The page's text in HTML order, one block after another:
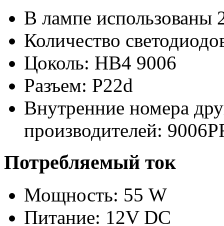
В лампе использованы
Количество
Цоколь: HB4 9006
Разъем: P22d
Внутренние номера
производителей:
Потребляемый ток
Мощность: 55 W
Питание: 12V DC